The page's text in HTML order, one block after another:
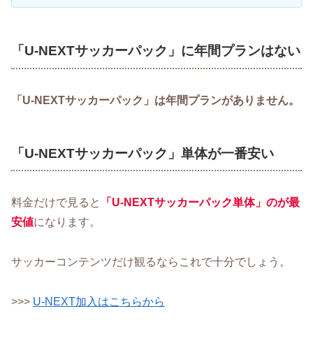
「U-NEXTサッカーパック」に年間プランはない
「U-NEXTサッカーパック」は年間プランがありません。
「U-NEXTサッカーパック」単体が一番安い
料金だけで見ると
「U-NEXTサッカーパック単体」のが最
安値になります。
サッカーコンテンツだけ観るならこれで十分でしょう。
>>> U-NEXT加入はこちらから